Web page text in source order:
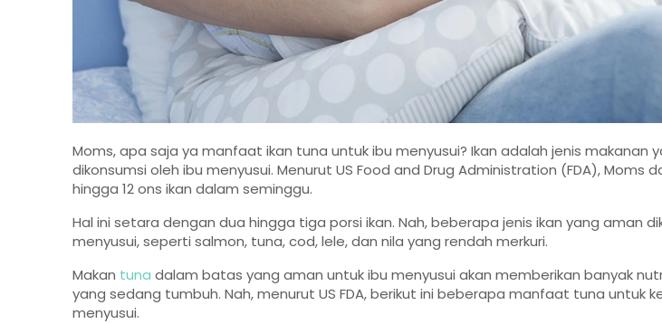
Moms, apa saja ya manfaat ikan tuna untuk ibu menyusui? Ikan adalah jenis makanan
dikonsumsi oleh ibu menyusui. Menurut US Food and Drug Administration (FDA), Moms
hingga 12 ons ikan dalam seminggu.
Hal ini setara dengan dua hingga tiga porsi ikan. Nah, beberapa jenis ikan yang aman
menyusui, seperti salmon, tuna, cod, lele, dan nila yang rendah merkuri.
Makan tuna dalam batas yang aman untuk ibu menyusui akan memberikan banyak
yang sedang tumbuh. Nah, menurut US FDA, berikut ini beberapa manfaat tuna untuk
menyusui.